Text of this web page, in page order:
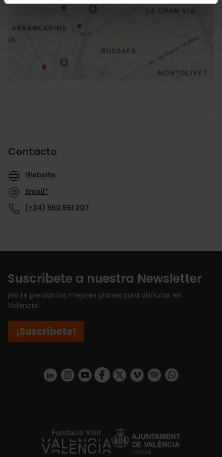
Cómo llegar
Contacto
Website
Email*
(+34) 960 661 307
Suscríbete a nuestra Newsletter
¡No te pierdas los mejores planes para disfrutar en
València!
¡Suscríbete!
https://www.linkedin.com/company/turismo-valencia/mycompany/
https://www.instagram.com/visit_valencia/
https://www.youtube.com/user/
https://www.facebook.com/
https://twitter.com/
https://vimeo.com/
https://https://api.whatsapp.com/
https://fundacion.visitvalencia.com/